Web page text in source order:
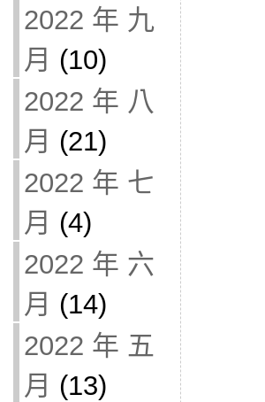
2022 年 九
月 (10)
2022 年 八
月 (21)
2022 年 七
月 (4)
2022 年 六
月 (14)
2022 年 五
月 (13)